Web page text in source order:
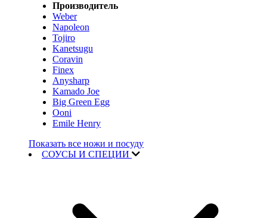
Производитель
Weber
Napoleon
Tojiro
Kanetsugu
Coravin
Finex
Anysharp
Kamado Joe
Big Green Egg
Ooni
Emile Henry
Показать все ножи и посуду
СОУСЫ И СПЕЦИИ